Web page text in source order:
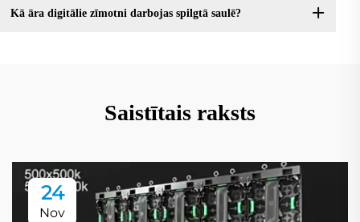
Kā āra digitālie zīmotni darbojas spilgtā saulē?
Saistītais raksts
24
Nov